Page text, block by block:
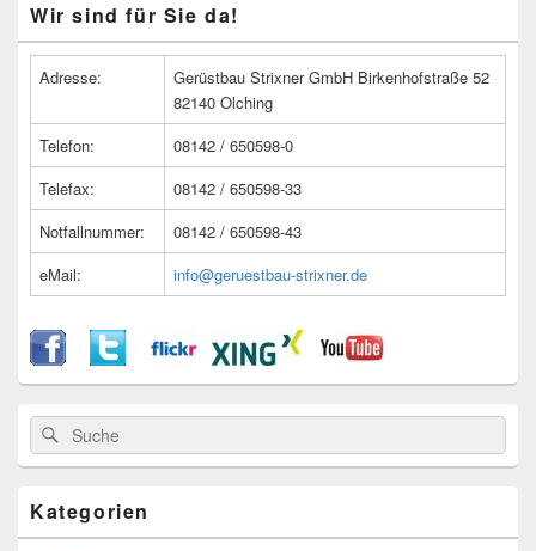
Seitenleisten
Widget-
Wir sind für Sie da!
Adresse:
Gerüstbau Strixner GmbH Birkenhofstraße 52
82140 Olching
Telefon:
08142 / 650598-0
Telefax:
08142 / 650598-33
Notfallnummer:
08142 / 650598-43
eMail:
info@geruestbau-strixner.de
Suche
nach:
Suche
Kategorien